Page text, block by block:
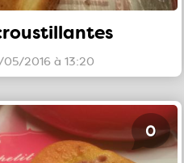
05/2016 à 13:20
0